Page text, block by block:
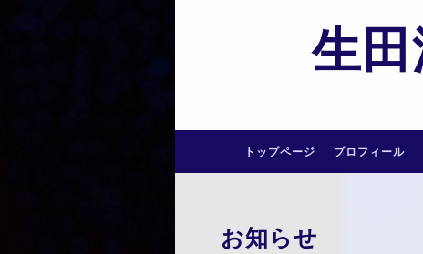
生
トップページ プロフィール
お知らせ